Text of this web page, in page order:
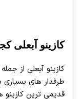
کازینو آبعلی
کازینو آبعلی از
طرفدار های بسیاری
قدیمی ترین کازینو